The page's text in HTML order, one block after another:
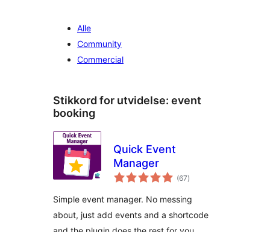
Alle
Community
Commercial
Stikkord for utvidelse: event
booking
Quick Event
Manager
(67totale
vurderinger
)
Simple event manager. No messing
about, just add events and a shortcode